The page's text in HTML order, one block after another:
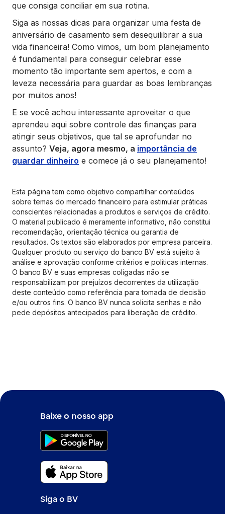
que consiga conciliar em sua rotina.
Siga as nossas dicas para organizar uma festa de
aniversário de casamento sem desequilibrar a sua
vida financeira! Como vimos, um bom planejamento
é fundamental para conseguir celebrar esse
momento tão importante sem apertos, e com a
leveza necessária para guardar as boas lembranças
por muitos anos!
E se você achou interessante aproveitar o que
aprendeu aqui sobre controle das finanças para
atingir seus objetivos, que tal se aprofundar no
assunto? Veja, agora mesmo, a importância de
guardar dinheiro e comece já o seu planejamento!
Esta página tem como objetivo compartilhar conteúdos
sobre temas do mercado financeiro para estimular práticas
conscientes relacionadas a produtos e serviços de crédito.
O material publicado é meramente informativo, não constitui
recomendação, orientação técnica ou garantia de
resultados. Os textos são elaborados por empresa parceira.
Qualquer produto ou serviço do banco BV está sujeito à
análise e aprovação conforme critérios e políticas internas.
O banco BV e suas empresas coligadas não se
responsabilizam por prejuízos decorrentes da utilização
deste conteúdo como referência para tomada de decisão
e/ou outros fins. O banco BV nunca solicita senhas e não
pede depósitos antecipados para liberação de crédito.
Baixe o nosso app
Siga o BV